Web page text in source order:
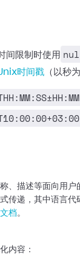
间限制时使用
时间戳 （以秒
、描述等面向用户
传递，其中语言代
文档。
内容：